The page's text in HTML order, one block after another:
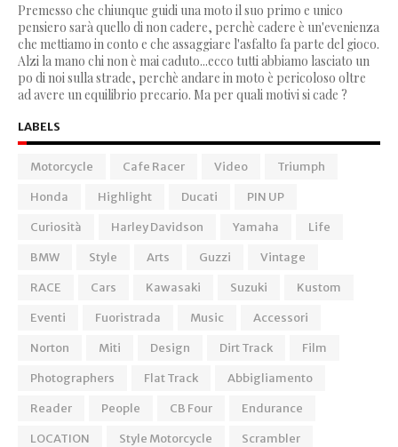
Premesso che chiunque guidi una moto il suo primo e unico
pensiero sarà quello di non cadere, perchè cadere è un'evenienza
che mettiamo in conto e che assaggiare l'asfalto fa parte del gioco.
Alzi la mano chi non è mai caduto...ecco tutti abbiamo lasciato un
po di noi sulla strade, perchè andare in moto è pericoloso oltre
ad avere un equilibrio precario. Ma per quali motivi si cade ?
LABELS
Motorcycle Cafe Racer Video
Triumph
Honda
Highlight Ducati
PIN UP
Curiosità
Harley Davidson Yamaha
Life
BMW
Style Arts Guzzi
Vintage
RACE
Cars Kawasaki Suzuki
Kustom
Eventi
Fuoristrada Music
Accessori
Norton
Miti Design Dirt Track
Film
Photographers
Flat Track
Abbigliamento
Reader
People CB Four
Endurance
LOCATION
Style Motorcycle
Scrambler